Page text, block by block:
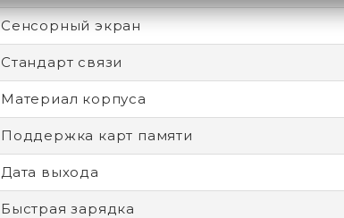
Сенсорный экран
Стандарт связи
Материал корпуса
Поддержка карт памяти
Дата выхода
Быстрая зарядка